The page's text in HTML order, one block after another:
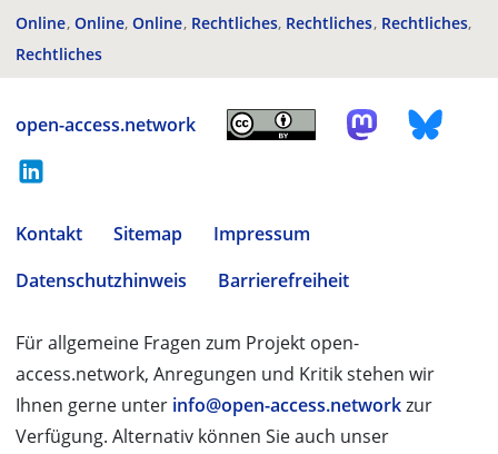
Online Online Online Rechtliches Rechtliches Rechtliches
Rechtliches
open-access.network
Kontakt Sitemap
Impressum
Datenschutzhinweis
Barrierefreiheit
Für allgemeine Fragen zum Projekt open-
access.network, Anregungen und Kritik stehen wir
Ihnen gerne unter info@open-access.networkzur
Verfügung. Alternativ können Sie auch unser